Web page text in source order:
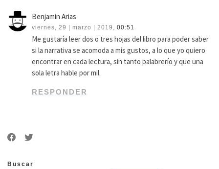
Benjamin Arias
viernes, 29 | marzo | 2019, 00:51
Me gustaría leer dos o tres hojas del libro para poder saber
si la narrativa se acomoda a mis gustos, a lo que yo quiero
encontrar en cada lectura, sin tanto palabrerío y que una
sola letra hable por mil.
RESPONDER
Buscar